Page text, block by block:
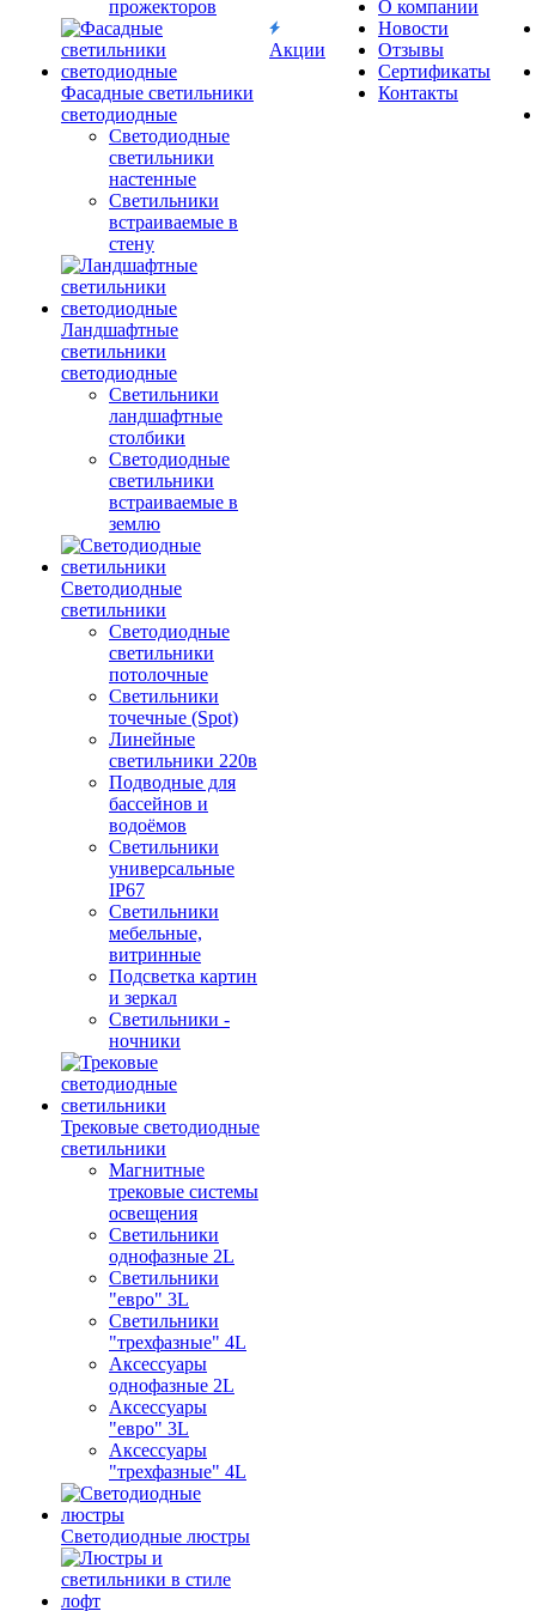
прожекторов
Фасадные светильники
светодиодные
Светодиодные
светильники
настенные
Светильники
встраиваемые в
стену
Ландшафтные
светильники
светодиодные
Светильники
ландшафтные
столбики
Светодиодные
светильники
встраиваемые в
землю
Светодиодные
светильники
Светодиодные
светильники
потолочные
Светильники
точечные (Spot)
Линейные
светильники 220в
Подводные для
бассейнов и
водоёмов
Светильники
универсальные
IP67
Светильники
мебельные,
витринные
Подсветка картин
и зеркал
Светильники -
ночники
Трековые светодиодные
светильники
Магнитные
трековые системы
освещения
Светильники
однофазные 2L
Светильники
"евро" 3L
Светильники
"трехфазные" 4L
Аксессуары
однофазные 2L
Аксессуары
"евро" 3L
Аксессуары
"трехфазные" 4L
Светодиодные люстры
Акции
О компании
Новости
Отзывы
Сертификаты
Контакты